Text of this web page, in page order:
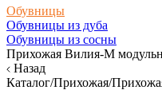
Обувницы
Обувницы из дуба
Обувницы из сосны
Прихожая Вилия-М
Назад
Каталог/Прихожая/